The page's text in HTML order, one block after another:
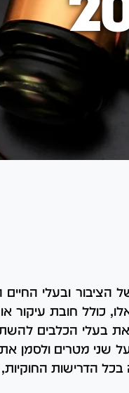
ובעלי החיים
כולל חובת עיקור או
את בעלי הכלבים
שני מטרים ולסמן
הדרישות החוקיות,